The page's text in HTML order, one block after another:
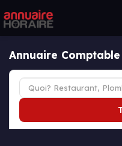
Annuaire